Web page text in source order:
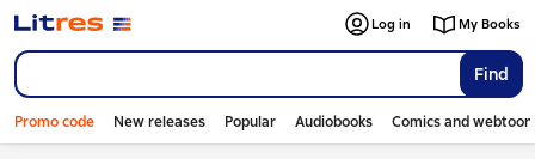
Find
Log in My Books
Promo code New releases Popular Audiobooks Comics and